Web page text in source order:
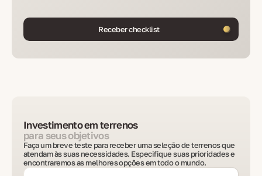
Receber checklist
Investimento em terrenos
para seus objetivos
Faça um breve teste para receber uma seleção de terrenos que
atendam às suas necessidades. Especifique suas prioridades e
encontraremos as melhores opções em todo o mundo.